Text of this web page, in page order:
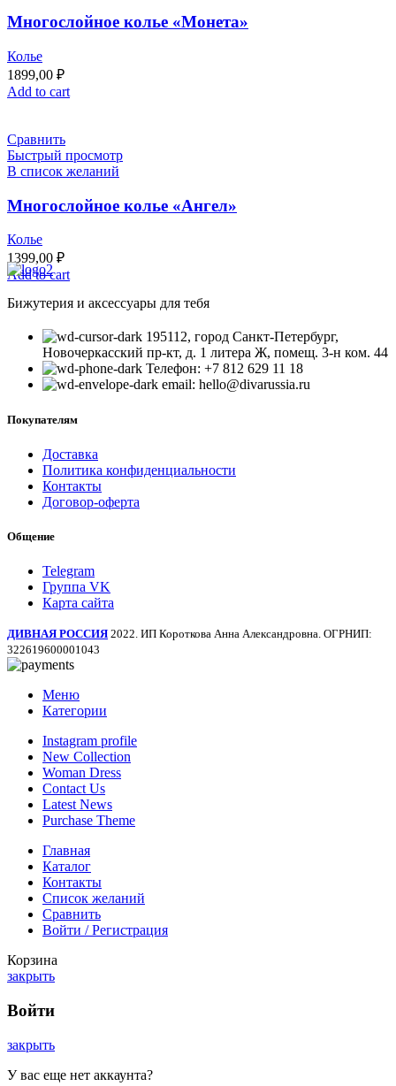
Многослойное колье «Монета»
Колье
1899,00 ₽
Add to cart
Сравнить
Быстрый просмотр
В список желаний
Многослойное колье «Ангел»
Колье
1399,00 ₽
Add to cart
Бижутерия и аксессуары для тебя
195112, город Санкт-Петербург,
Новочеркасский пр-кт, д. 1 литера Ж, помещ. 3-н ком. 44
Телефон: +7 812 629 11 18
email: hello@divarussia.ru
Покупателям
Доставка
Политика конфиденциальности
Контакты
Договор-оферта
Общение
Telegram
Группа VK
Карта сайта
ДИВНАЯ РОССИЯ 2022. ИП Короткова Анна Александровна. ОГРНИП:
322619600001043
Меню
Категории
Instagram profile
New Collection
Woman Dress
Contact Us
Latest News
Purchase Theme
Главная
Каталог
Контакты
Список желаний
Сравнить
Войти / Регистрация
Корзина
закрыть
Войти
закрыть
У вас еще нет аккаунта?